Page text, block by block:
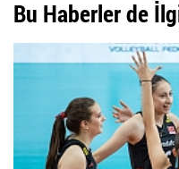
Bu Haberler de